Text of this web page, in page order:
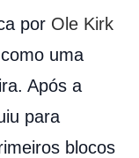
por Ole Kirk
uma
Após a
para
blocos